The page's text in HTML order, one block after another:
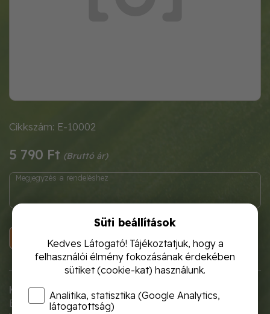
Cikkszám: E-10002
5 790 Ft
KOSÁRBA
Kompakt megoldás nagy teljesítménnyel!
Ez az 5 literes kézi permetező ideális választás
Süti beállítások
Kedves Látogató! Tájékoztatjuk, hogy a
felhasználói élmény fokozásának érdekében
sütiket (cookie-kat) használunk.
Analitika, statisztika (Google Analytics,
látogatottság)